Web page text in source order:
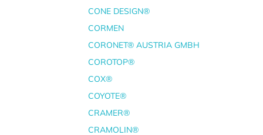
CONE DESIGN®
CORMEN
CORONET® AUSTRIA GMBH
COROTOP®
COX®
COYOTE®
CRAMER®
CRAMOLIN®